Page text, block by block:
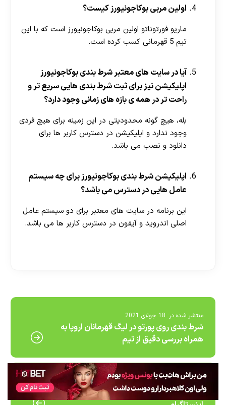
اولین مربی بوکاجونیورز کیست؟
ماریو فورتوناتو اولین مربی بوکاجونیورز است که با این
تیم 5 قهرمانی کسب کرده است.
آیا در سایت های معتبر شرط بندی بوکاجونیورز
اپلیکیشن نیز برای ثبت شرط بندی هایی سریع تر و
راحت تر در همه ی بازه های زمانی وجود دارد؟
بله، هیچ گونه محدودیتی در این زمینه برای هیچ فردی
وجود ندارد و اپلیکیشن در دسترس کاربر ها برای
دانلود و نصب می باشد.
اپلیکیشن شرط بندی بوکاجونیورز برای چه سیستم
عامل هایی در دسترس می باشد؟
این برنامه در سایت های معتبر برای دو سیستم عامل
اصلی اندروید و آیفون در دسترس کاربر ها می باشد.
منتشر شده در: 18 جولای 2021
شرط بندی روی پورتو در لیگ قهرمانان اروپا به
همراه بررسی دقیق از تیم
منتشر شده در:18 جولای 2021
نیکا اوین کیست؟ بیوگرافی و حواشی این شاخ